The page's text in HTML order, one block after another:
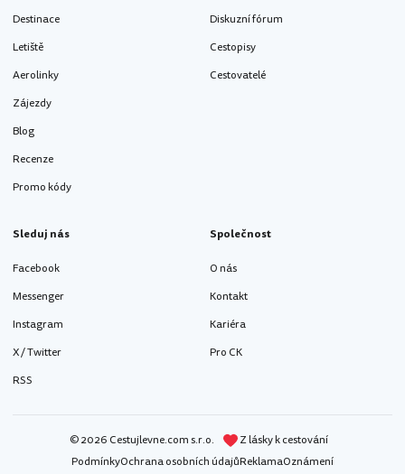
Destinace
Letiště
Aerolinky
Zájezdy
Blog
Recenze
Promo kódy
Diskuzní fórum
Cestopisy
Cestovatelé
Sleduj nás
Facebook
Messenger
Instagram
X / Twitter
RSS
Společnost
O nás
Kontakt
Kariéra
Pro CK
© 2026 Cestujlevne.com s.r.o.
Z lásky k cestování
PodmínkyOchrana osobních údajůReklamaOznámení